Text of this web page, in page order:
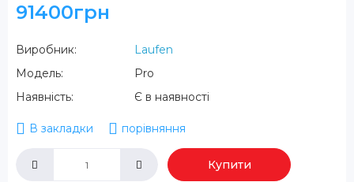
91400грн
Виробник:
Laufen
Модель:
Pro
Наявність:
Є в наявності
В закладки порівняння
Купити